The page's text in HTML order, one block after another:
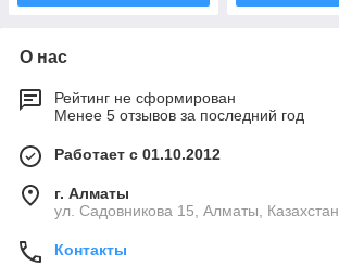
О нас
Рейтинг не сформирован
Менее 5 отзывов за последний год
Работает с 01.10.2012
г. Алматы
ул. Садовникова 15, Алматы, Казахстан
Контакты